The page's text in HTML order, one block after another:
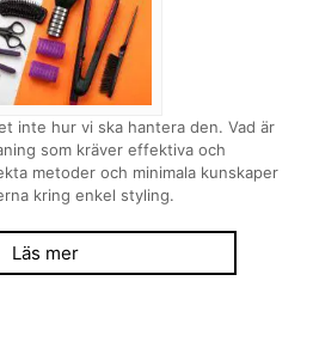
inte hur vi ska hantera den. Vad är
som kräver effektiva och
metoder och minimala kunskaper
kring enkel styling.
Läs mer